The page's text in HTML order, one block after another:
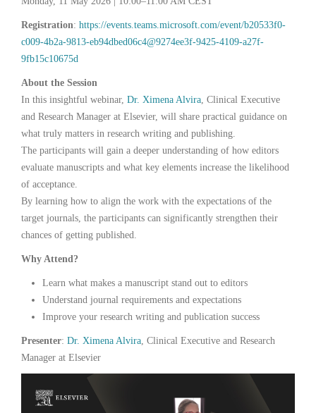
Registration: https://events.teams.microsoft.com/event/b20533f0-
c009-4b2a-9813-eb94dbed06c4@9274ee3f-9425-4109-a27f-
9fb15c10675d
About the Session
In this insightful webinar, Dr. Ximena Alvira, Clinical Executive
and Research Manager at Elsevier, will share practical guidance on
what truly matters in research writing and publishing.
The participants will gain a deeper understanding of how editors
evaluate manuscripts and what key elements increase the likelihood
of acceptance.
By learning how to align the work with the expectations of the
target journals, the participants can significantly strengthen their
chances of getting published.
Why Attend?
Learn what makes a manuscript stand out to editors
Understand journal requirements and expectations
Improve your research writing and publication success
Presenter: Dr. Ximena Alvira, Clinical Executive and Research
Manager at Elsevier